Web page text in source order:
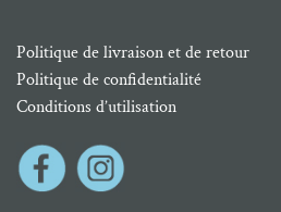
Politique de livraison et de retour
Politique de confidentialité
Conditions d’utilisation